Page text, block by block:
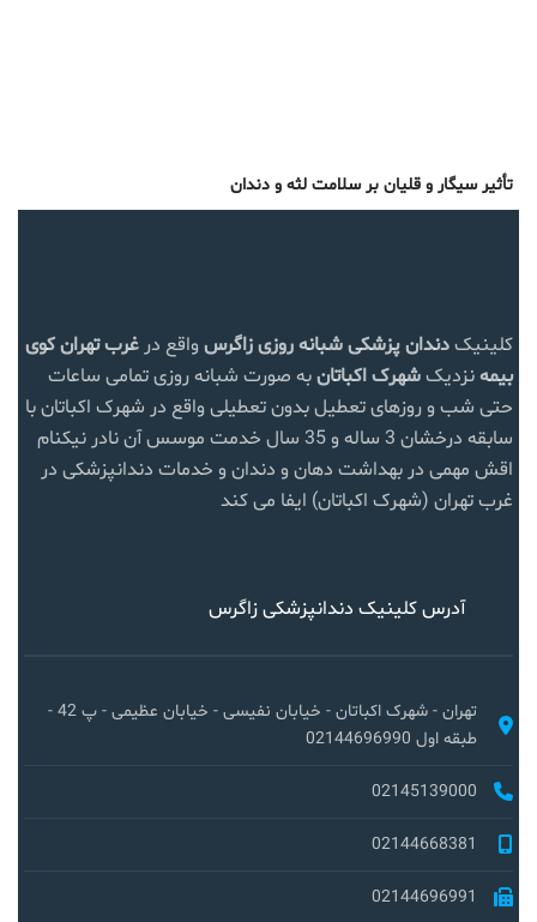
تأثیر سیگار و قلیان بر سلامت لثه و دندان
کلینیکدندان پزشکی شبانه روزی زاگرس واقع در غرب تهرانکوی
بیمهنزدیکشهرک اکباتانبه صورت شبانه روزی تمامی ساعات
حتی شب و روزهای تعطیل بدون تعطیلی واقع در شهرک اکباتان با
سابقه درخشان 3 ساله و 35 سال خدمت موسس آن نادر نیکنام
اقش مهمی در بهداشت دهان و دندان و خدمات دندانپزشکی در
غرب تهران (شهرک اکباتان) ایفا می کند
آدرس کلینیک دندانپزشکی زاگرس
تهران - شهرک اکباتان - خیابان نفیسی - خیابان عظیمی - پ 42 -
طبقه اول 02144696990
02145139000
02144668381
02144696991